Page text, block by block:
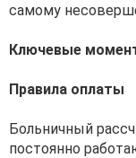
самому
Ключевые
Правила оплаты
Больничный
постоянно